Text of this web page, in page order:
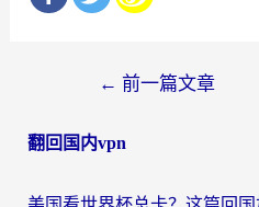
导
← 前一篇文章
翻回国内vpn